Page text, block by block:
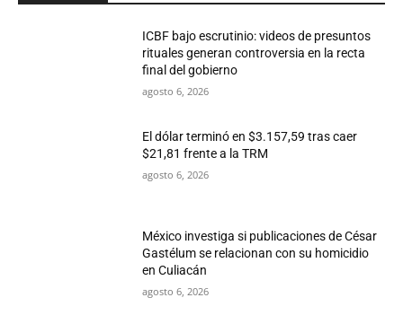
ICBF bajo escrutinio: videos de presuntos
rituales generan controversia en la recta
final del gobierno
agosto 6, 2026
El dólar terminó en $3.157,59 tras caer
$21,81 frente a la TRM
agosto 6, 2026
México investiga si publicaciones de César
Gastélum se relacionan con su homicidio
en Culiacán
agosto 6, 2026